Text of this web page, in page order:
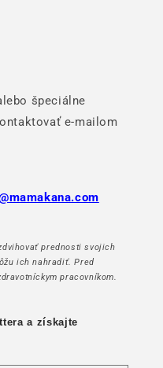
špeciálne
e-mailom
prednosti svojich
ich nahradiť. Pred
pracovníkom.
a získajte